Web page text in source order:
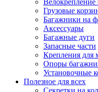
Грузовые
Багажники на
Аксессуары
Багажные дуги
Запасные части
Крепления для
Опоры
Установочные
Полезное для всех
Секретки на